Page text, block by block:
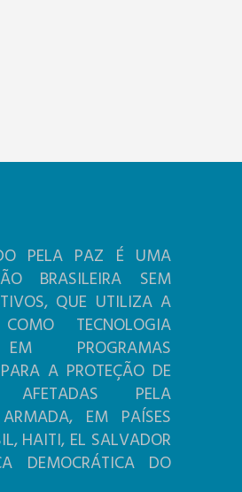
PELA PAZ É UMA
BRASILEIRA SEM
QUE UTILIZA A
TECNOLOGIA
PROGRAMAS
A PROTEÇÃO DE
AFETADAS PELA
EM PAÍSES
HAITI, EL SALVADOR
DEMOCRÁTICA DO